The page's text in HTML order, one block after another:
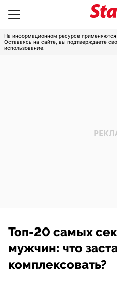
На информационном ресурсе
Оставаясь на сайте, вы подтверждаете
использование.
Топ-20 самых
мужчин: что
комплексовать?